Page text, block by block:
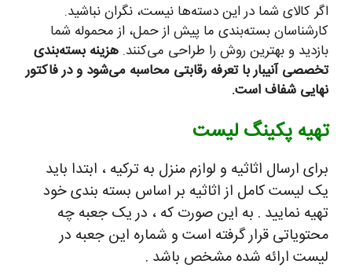
اگر کالای شما در این دسته‌ها نیست، نگران نباشید.
کارشناسان بسته‌بندی ما پیش از حمل، از محموله شما
بازدید و بهترین روش را طراحی می‌کنند. هزینه بسته‌بندی
تخصصی آنیبار با تعرفه رقابتی محاسبه می‌شود و در فاکتور
نهایی شفاف است.
تهیه پکینگ لیست
برای ارسال اثاثیه و لوازم منزل به ترکیه ، ابتدا باید
یک لیست کامل از اثاثیه بر اساس بسته بندی خود
تهیه نمایید . به این صورت که ، در یک جعبه چه
محتویاتی قرار گرفته است و شماره این جعبه در
لیست ارائه شده مشخص باشد .